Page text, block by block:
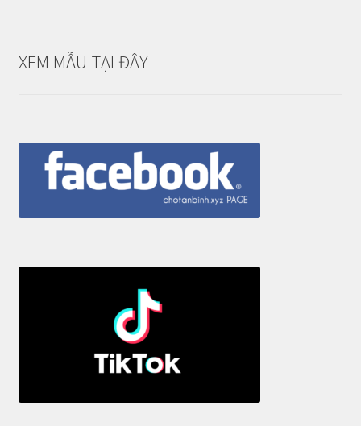
XEM MẪU TẠI ĐÂY